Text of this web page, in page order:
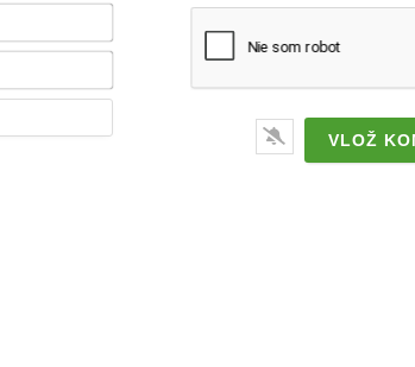
Meno
značka*
Email*